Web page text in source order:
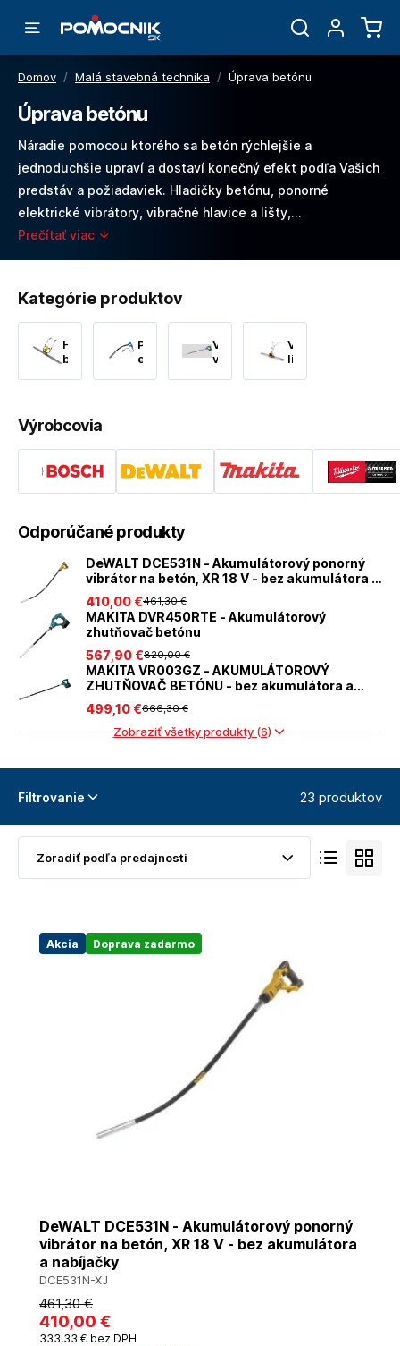
Domov / Malá stavebná technika / Úprava betónu
Úprava betónu
Náradie pomocou ktorého sa betón rýchlejšie a
jednoduchšie upraví a dostaví konečný efekt podľa Vašich
predstáv a požiadaviek. Hladičky betónu, ponorné
elektrické vibrátory, vibračné hlavice a lišty,…
Prečítať viac
Kategórie produktov
Hladičky
betónu
Ponorné
elektrické
Vysokofrekvenčné
vibrátory
Vibračné
lišty
Výrobcovia
Odporúčané produkty
DeWALT DCE531N - Akumulátorový ponorný
vibrátor na betón, XR 18 V - bez akumulátora a
nabíjačky461,30 €
410 ,00 €
MAKITA DVR450RTE - Akumulátorový
zhutňovač betónu
820,00 €
567 ,90 €
MAKITA VR003GZ - AKUMULÁTOROVÝ
ZHUTŇOVAČ BETÓNU - bez akumulátora a
nabíjačky666,30 €
499 ,10 €
Zobraziť všetky produkty (6)
Filtrovanie 23 produktov
Akcia Doprava zadarmo
DeWALT DCE531N - Akumulátorový ponorný
vibrátor na betón, XR 18 V - bez akumulátora
a nabíjačky
DCE531N-XJ
461,30 €
410,00 €
333,33 € bez DPH